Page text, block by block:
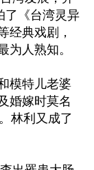
了《台湾灵异
经典戏剧，
为人熟知。
模特儿老婆
婚嫁时莫名
林利又成了